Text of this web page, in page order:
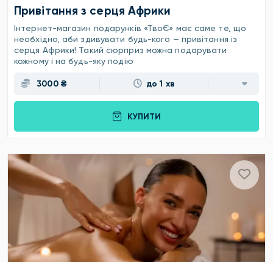
Привітання з серця Африки
Інтернет-магазин подарунків «ТвоЄ» має саме те, що
необхідно, аби здивувати будь-кого — привітання із
серця Африки! Такий сюрприз можна подарувати
кожному і на будь-яку подію
3000 ₴ до 1 хв
КУПИТИ